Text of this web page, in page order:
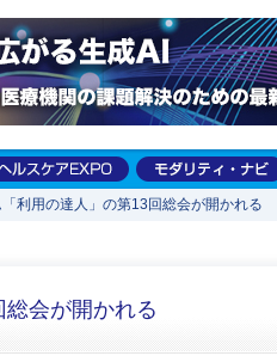
利用の達人」の第13回総会が開かれる
会が開かれる